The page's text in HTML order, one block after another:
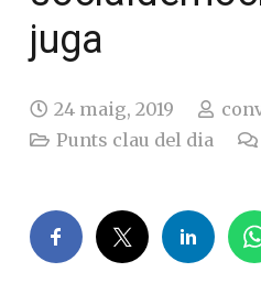
juga
24 maig, 2019
Punts clau del dia